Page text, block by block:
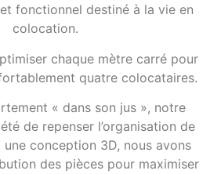
fonctionnel destiné à la vie en
colocation.
chaque mètre carré pour
quatre colocataires.
« dans son jus », notre
de repenser l’organisation de
une conception 3D, nous avons
des pièces pour maximiser